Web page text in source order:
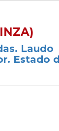
Laudo
Estado